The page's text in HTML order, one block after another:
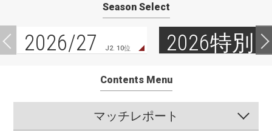
Season Select
2026/27 J2. 10位 2026特別
Contents Menu
マッチレポート